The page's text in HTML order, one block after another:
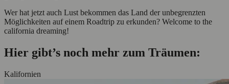
Wer hat jetzt auch Lust bekommen das Land der unbegrenzten
Möglichkeiten auf einem Roadtrip zu erkunden? Welcome to the
california dreaming!
Hier gibt’s noch mehr zum Träumen:
Kalifornien